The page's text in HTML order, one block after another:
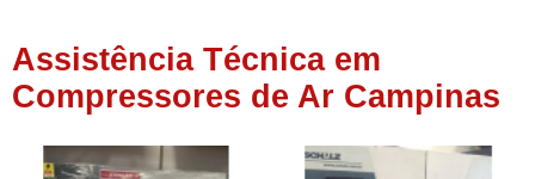
Assistência Técnica em
Compressores de Ar Campinas